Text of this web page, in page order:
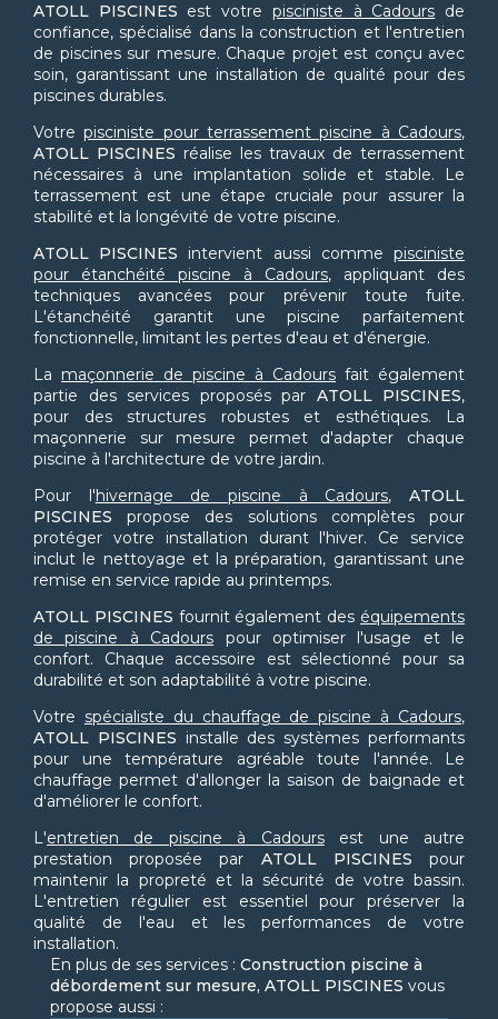
ATOLL PISCINES est votre pisciniste à Cadours de
confiance, spécialisé dans la construction et l'entretien
de piscines sur mesure. Chaque projet est conçu avec
soin, garantissant une installation de qualité pour des
piscines durables.
Votrepisciniste pour terrassement piscine à Cadours,
ATOLL PISCINES réalise les travaux de terrassement
nécessaires à une implantation solide et stable. Le
terrassement est une étape cruciale pour assurer la
stabilité et la longévité de votre piscine.
ATOLL PISCINES intervient aussi commepisciniste
pour étanchéité piscine à Cadours, appliquant des
techniques avancées pour prévenir toute fuite.
L'étanchéité garantit une piscine parfaitement
fonctionnelle, limitant les pertes d'eau et d'énergie.
La maçonnerie de piscine à Cadours fait également
partie des services proposés par ATOLL PISCINES,
pour des structures robustes et esthétiques. La
maçonnerie sur mesure permet d'adapter chaque
piscine à l'architecture de votre jardin.
Pour l'hivernage de piscine à Cadours,ATOLL
PISCINES propose des solutions complètes pour
protéger votre installation durant l'hiver. Ce service
inclut le nettoyage et la préparation, garantissant une
remise en service rapide au printemps.
ATOLL PISCINES fournit également des équipements
de piscine à Cadours pour optimiser l'usage et le
confort. Chaque accessoire est sélectionné pour sa
durabilité et son adaptabilité à votre piscine.
Votre spécialiste du chauffage de piscine à Cadours,
ATOLL PISCINES installe des systèmes performants
pour une température agréable toute l'année. Le
chauffage permet d'allonger la saison de baignade et
d'améliorer le confort.
L'entretien de piscine à Cadoursest une autre
prestation proposée par ATOLL PISCINES pour
maintenir la propreté et la sécurité de votre bassin.
L'entretien régulier est essentiel pour préserver la
qualité de l'eau et les performances de votre
installation.
En plus de ses services : Construction piscine à
débordement sur mesure, ATOLL PISCINES vous
propose aussi :